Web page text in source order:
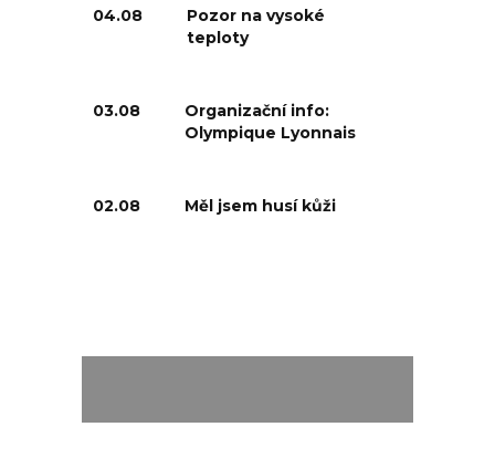
04.08
Pozor na vysoké
teploty
03.08
Organizační info:
Olympique Lyonnais
02.08 Měl jsem husí kůži